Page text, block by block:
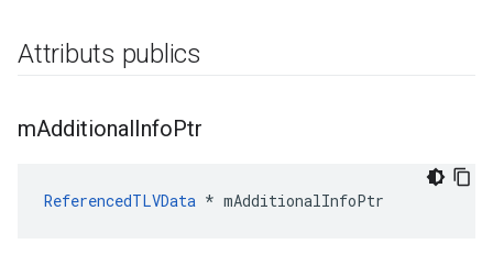
Attributs publics
mAdditionalInfoPtr
ReferencedTLVData * mAdditionalInfoPtr